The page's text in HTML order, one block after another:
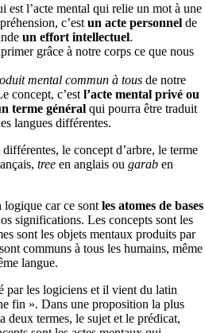
est l’acte mental qui relie un mot à une
c’est un acte personnel de
un effort intellectuel.
grâce à notre corps ce que nous
mental commun à tous de notre
concept, c’est l’acte mental privé ou
terme général qui pourra être traduit
langues différentes.
le concept d’arbre, le terme
tree en anglais ou garab en
logique car ce sont les atomes de bases
significations. Les concepts sont les
sont les objets mentaux produits par
communs à tous les humains, même
langue.
par les logiciens et il vient du latin
fin ». Dans une proposition la plus
deux termes, le sujet et le prédicat,